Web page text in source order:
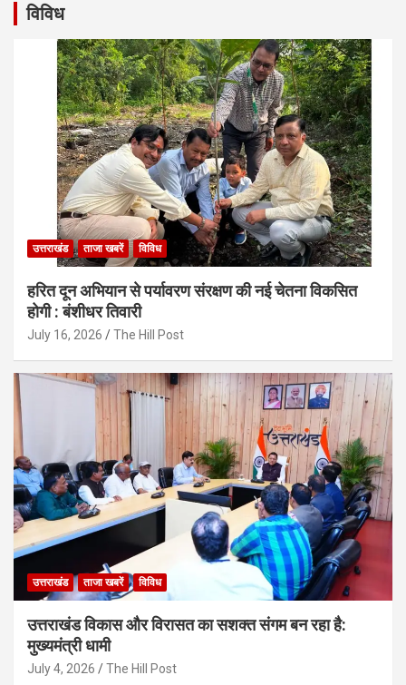
विविध
उत्तराखंड ताजा खबरें विविध
हरित दून अभियान से पर्यावरण संरक्षण की नई चेतना विकसित
होगी : बंशीधर तिवारी
July 16, 2026 The Hill Post
उत्तराखंड ताजा खबरें विविध
उत्तराखंड विकास और विरासत का सशक्त संगम बन रहा है:
मुख्यमंत्री धामी
July 4, 2026 The Hill Post